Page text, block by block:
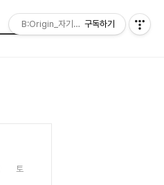
토
B:Origin_자기다움을 디자인합니다
구독하기